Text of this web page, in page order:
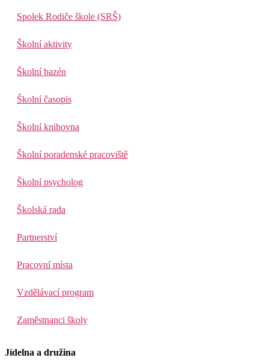
Spolek Rodiče škole (SRŠ)
Školní aktivity
Školní bazén
Školní časopis
Školní knihovna
Školní poradenské pracoviště
Školní psycholog
Školská rada
Partnerství
Pracovní místa
Vzdělávací program
Zaměstnanci školy
Jídelna a družina